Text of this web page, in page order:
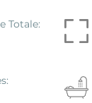
Totale: